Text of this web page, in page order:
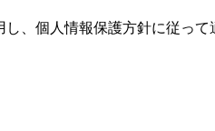
、個人情報保護方針に従っ